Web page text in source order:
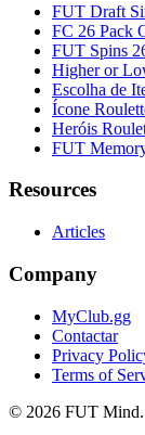
FUT Draft
FC 26 Pack
FUT Spins
Higher or
Escolha de
Ícone
Heróis
FUT
Resources
Articles
Company
MyClub.gg
Contactar
Privacy
Terms of
© 2026 FUT Mind.